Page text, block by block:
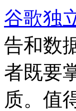
谷歌独
告和数
者既要
质。值